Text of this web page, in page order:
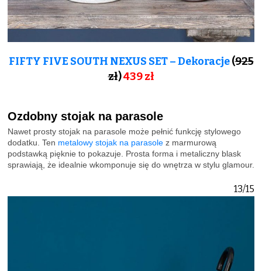
FIFTY FIVE SOUTH NEXUS SET – Dekoracje(925
zł)439 zł
Ozdobny stojak na parasole
Nawet prosty stojak na parasole może pełnić funkcję stylowego
dodatku. Ten metalowy stojak na parasole z marmurową
podstawką pięknie to pokazuje. Prosta forma i metaliczny blask
sprawiają, że idealnie wkomponuje się do wnętrza w stylu glamour.
13/15